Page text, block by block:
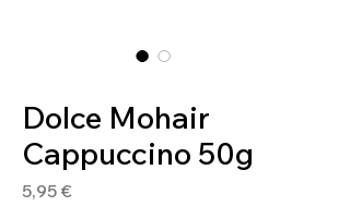
Dolce Mohair
Cappuccino 50g
5,95 €